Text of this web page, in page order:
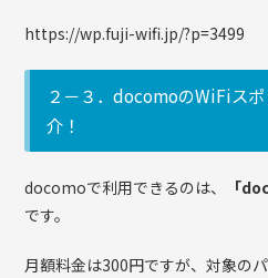
https://wp.fuji-wifi.jp/?p=3499
２－３．docomoのWiFiス
介！
docomoで利用できるのは、 「
です。
月額料金は300円ですが、対象の